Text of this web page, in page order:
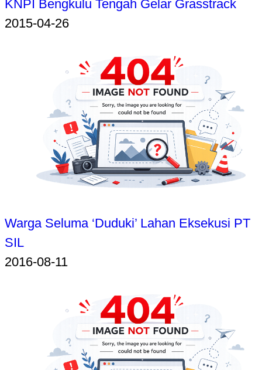
KNPI Bengkulu Tengah Gelar Grasstrack
2015-04-26
Warga Seluma ‘Duduki’ Lahan Eksekusi PT
SIL
2016-08-11